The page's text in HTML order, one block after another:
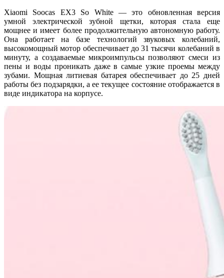
Xiaomi Soocas EX3 So White — это обновленная версия
умной электрической зубной щетки, которая стала еще
мощнее и имеет более продолжительную автономную работу.
Она работает на базе технологий звуковых колебаний,
высокомощный мотор обеспечивает до 31 тысячи колебаний в
минуту, а создаваемые микроимпульсы позволяют смеси из
пены и воды проникать даже в самые узкие проемы между
зубами. Мощная литиевая батарея обеспечивает до 25 дней
работы без подзарядки, а ее текущее состояние отображается в
виде индикатора на корпусе.